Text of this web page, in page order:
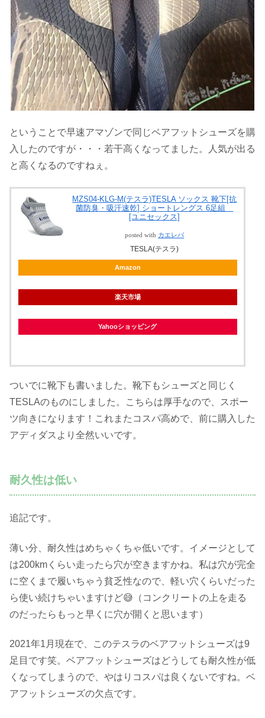
ということで早速アマゾンで同じベアフットシューズを購
入したのですが・・・若干高くなってました。人気が出る
と高くなるのですねぇ。
MZS04-KLG-M(テスラ)TESLA ソックス 靴下[抗
菌防臭・吸汗速乾] ショートレングス 6足組
[ユニセックス]
posted with カエレバ
TESLA(テスラ)
Amazon
楽天市場
Yahooショッピング
ついでに靴下も書いました。靴下もシューズと同じく
TESLAのものにしました。こちらは厚手なので、スポー
ツ向きになります！これまたコスパ高めで、前に購入した
アディダスより全然いいです。
耐久性は低い
追記です。
薄い分、耐久性はめちゃくちゃ低いです。イメージとして
は200kmくらい走ったら穴が空きますかね。私は穴が完全
に空くまで履いちゃう貧乏性なので、軽い穴くらいだった
ら使い続けちゃいますけど😅（コンクリートの上を走る
のだったらもっと早くに穴が開くと思います）
2021年1月現在で、このテスラのベアフットシューズは9
足目です笑。ベアフットシューズはどうしても耐久性が低
くなってしまうので、やはりコスパは良くないですね。ベ
アフットシューズの欠点です。